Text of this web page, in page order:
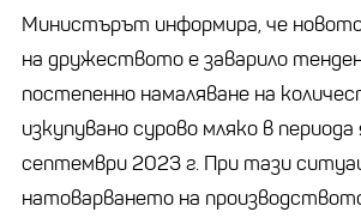
Министърът информира, че
на дружеството е заварило
постепенно намаляване на
изкупувано сурово мляко в периода
септември 2023 г. При тази
натоварването на